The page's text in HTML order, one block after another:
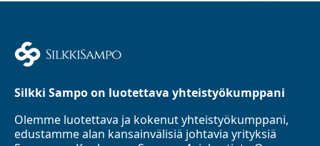
Silkki Sampo on luotettava yhteistyökumppani
Olemme luotettava ja kokenut yhteistyökumppani,
edustamme alan kansainvälisiä johtavia yrityksiä